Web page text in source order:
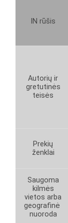
IN rūšis
Autorių ir
gretutinės
teisės
Prekių
ženklai
Saugoma
kilmės
vietos arba
geografinė
nuoroda